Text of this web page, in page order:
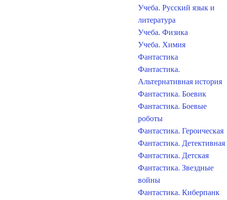
Учеба. Русский язык и
литература
Учеба. Физика
Учеба. Химия
Фантастика
Фантастика.
Альтернативная история
Фантастика. Боевик
Фантастика. Боевые
роботы
Фантастика. Героическая
Фантастика. Детективная
Фантастика. Детская
Фантастика. Звездные
войны
Фантастика. Киберпанк